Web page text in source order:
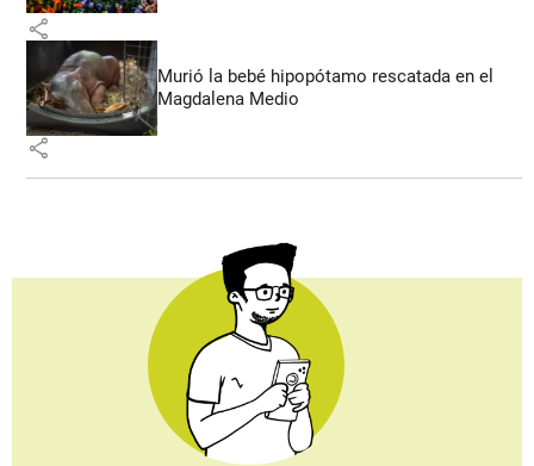
share
Murió la bebé hipopótamo rescatada en el
Magdalena Medio
share